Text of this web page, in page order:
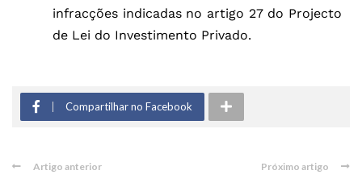
infracções indicadas no artigo 27 do Projecto
de Lei do Investimento Privado.
Compartilhar no Facebook
Artigo anterior Próximo artigo